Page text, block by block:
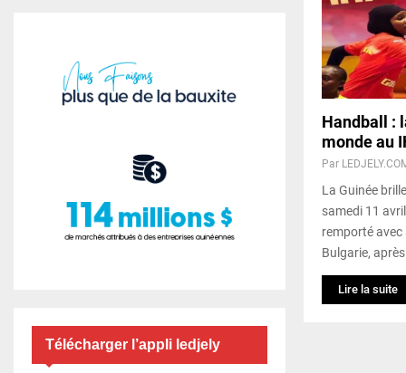
Handball :
monde au
Par
La Guinée
samedi 11
remporté avec
Bulgarie,
Lire la suite
Télécharger l’appli ledjely